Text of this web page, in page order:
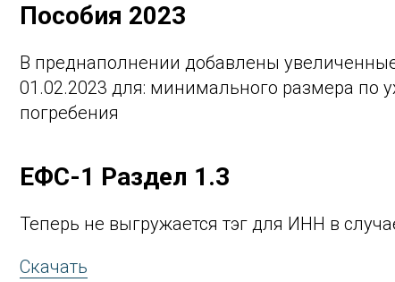
Пособия 2023
В преднаполнении добавлены
01.02.2023 для: минимального размера по
погребения
ЕФС-1 Раздел 1.3
Теперь не выгружается тэг для ИНН в
Скачать